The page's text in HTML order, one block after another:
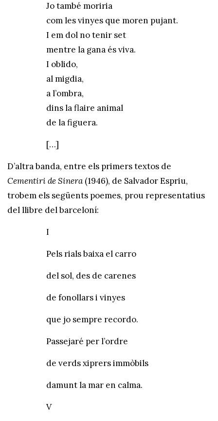
Jo també moriria
com les vinyes que moren pujant.
I em dol no tenir set
mentre la gana és viva.
I oblido,
al migdia,
a l’ombra,
dins la flaire animal
de la figuera.
[…]
D’altra banda, entre els primers textos de
Cementiri de Sinera (1946), de Salvador Espriu,
trobem els següents poemes, prou representatius
del llibre del barceloní:
I
Pels rials baixa el carro
del sol, des de carenes
de fonollars i vinyes
que jo sempre recordo.
Passejaré per l’ordre
de verds xiprers immòbils
damunt la mar en calma.
V